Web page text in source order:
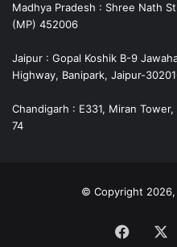
Madhya Pradesh : Shree Nath
(MP) 452006
Jaipur : Gopal Koshik B-9
Highway, Banipark, Jaipur-
Chandigarh : E331, Miran
74
© Copyright 2026,